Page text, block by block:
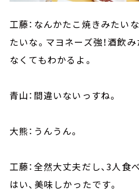
工藤：なんかたこ焼きみたい
たいな。マヨネーズ強！酒飲
なくてもわかるよ。
青山：間違いないっすね。
大熊：うんうん。
工藤：全然大丈夫だし、3人食
はい、美味しかったです。